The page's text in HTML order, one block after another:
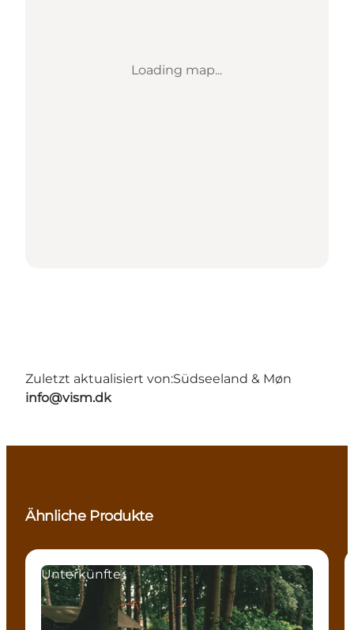
Loading map...
Zuletzt aktualisiert von:Südseeland & Møn
info@vism.dk
Ähnliche Produkte
Unterkünfte